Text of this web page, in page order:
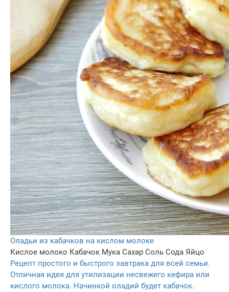
Оладьи из кабачков на кислом молоке
Кислое молоко Кабачок Мука Сахар Соль Сода Яйцо
Рецепт простого и быстрого завтрака для всей семьи.
Отличная идея для утилизации несвежего кефира или
кислого молока. Начинкой оладий будет кабачок.